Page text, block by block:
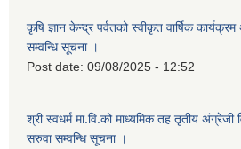
कृषि ज्ञान केन्द्र पर्वतको स्वीकृत वार्षिक
सम्वन्धि सूचना ।
Post date: 09/08/2025 - 12:52
श्री स्वधर्म मा.वि.को माध्यमिक तह तृतीय अंग्रेजी
सरुवा सम्वन्धि सूचना ।